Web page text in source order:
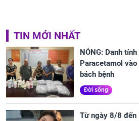
TIN MỚI NHẤT
NÓNG: Danh
Paracetamol
bách bệnh
Đời sống
Từ ngày 8/8